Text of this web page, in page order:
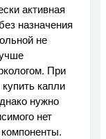
активная
назначения
не
При
капли
нужно
нет